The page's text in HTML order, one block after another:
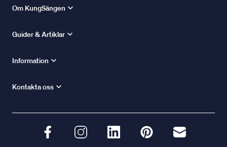
Om KungSängen
Guider & Artiklar
Information
Kontakta oss